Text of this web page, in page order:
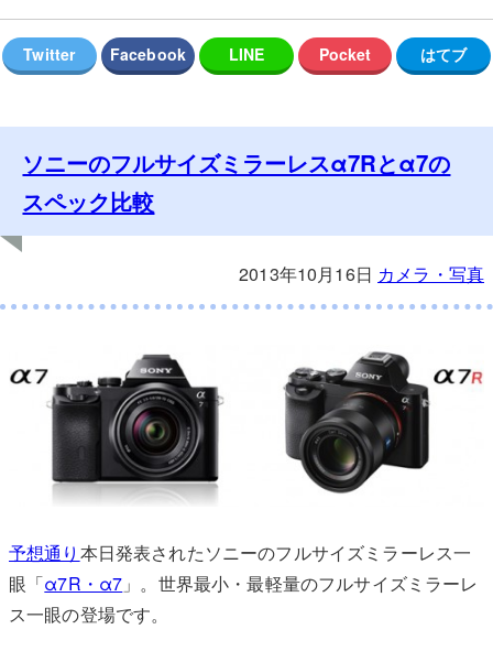
ソニーのフルサイズミラーレスα7Rとα7の
スペック比較
2013年10月16日 カメラ・写真
予想通り 本日発表されたソニーのフルサイズミラーレス一
眼「α7R・α7 」。世界最小・最軽量のフルサイズミラーレ
ス一眼の登場です。